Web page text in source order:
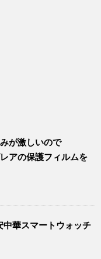
が激しいので
アの保護フィルムを
中華スマートウォッチ